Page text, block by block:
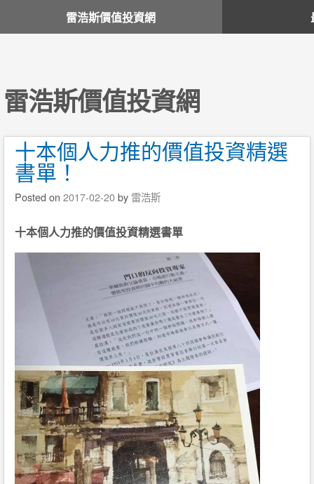
雷浩斯價值投資網
雷浩斯價值投資網
十本個人力推的價值投資精選
書單！
Posted on 2017-02-20by 雷浩斯
十本個人力推的價值投資精選書單